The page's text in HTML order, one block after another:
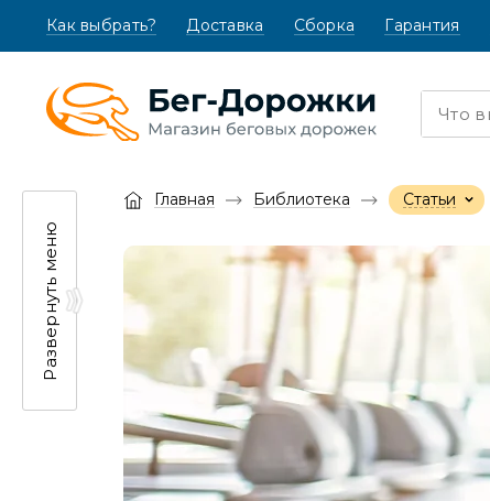
Как выбрать? (текущая)
Доставка Сборка Гарантия
Развернуть меню
Главная Библиотека Статьи